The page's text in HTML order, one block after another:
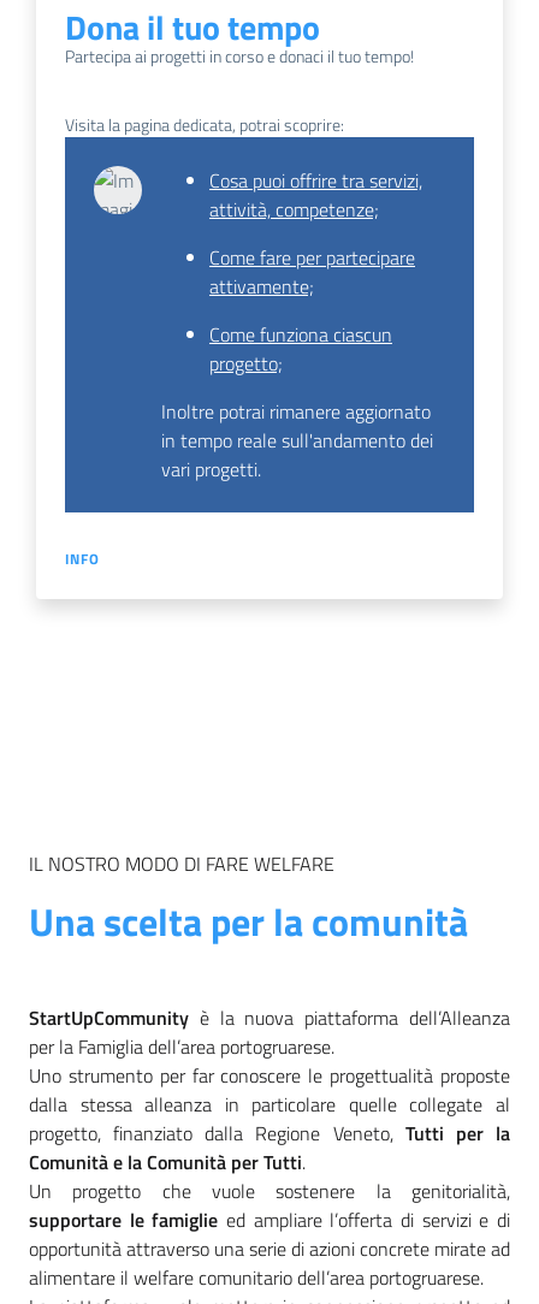
Dona il tuo tempo
Partecipa ai progetti in corso e donaci il tuo tempo!
Visita la pagina dedicata, potrai scoprire:
Cosa puoi offrire tra servizi,
attività, competenze;
Come fare per partecipare
attivamente;
Come funziona ciascun
progetto;
Inoltre potrai rimanere aggiornato
in tempo reale sull'andamento dei
vari progetti.
INFO
IL NOSTRO MODO DI FARE WELFARE
Una scelta per la comunità
StartUpCommunity è la nuova piattaforma dell’Alleanza
per la Famiglia dell’area portogruarese.
Uno strumento per far conoscere le progettualità proposte
dalla stessa alleanza in particolare quelle collegate al
progetto, finanziato dalla Regione Veneto, Tutti per la
Comunità e la Comunità per Tutti.
Un progetto che vuole sostenere la genitorialità,
supportare le famiglie ed ampliare l’offerta di servizi e di
opportunità attraverso una serie di azioni concrete mirate ad
alimentare il welfare comunitario dell’area portogruarese.